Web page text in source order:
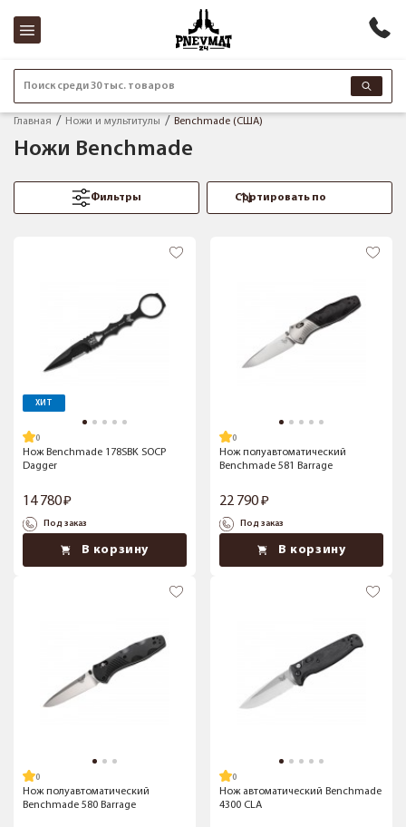
Поиск среди 30 тыс. товаров
Главная Ножи и мультитулы Benchmade (США)
Ножи Benchmade
Фильтры
ХИТ
Нож Benchmade 178SBK SOCP
Dagger
14 780
Под заказ
В корзину
Нож полуавтоматический
Benchmade 581 Barrage
22 790
Под заказ
В корзину
Нож полуавтоматический
Benchmade 580 Barrage
Нож автоматический Benchmade
4300 CLA